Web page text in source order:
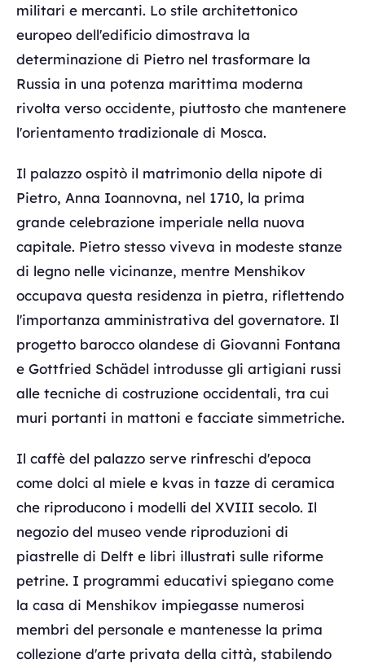
militari e mercanti. Lo stile architettonico
europeo dell'edificio dimostrava la
determinazione di Pietro nel trasformare la
Russia in una potenza marittima moderna
rivolta verso occidente, piuttosto che mantenere
l'orientamento tradizionale di Mosca.
Il palazzo ospitò il matrimonio della nipote di
Pietro, Anna Ioannovna, nel 1710, la prima
grande celebrazione imperiale nella nuova
capitale. Pietro stesso viveva in modeste stanze
di legno nelle vicinanze, mentre Menshikov
occupava questa residenza in pietra, riflettendo
l'importanza amministrativa del governatore. Il
progetto barocco olandese di Giovanni Fontana
e Gottfried Schädel introdusse gli artigiani russi
alle tecniche di costruzione occidentali, tra cui
muri portanti in mattoni e facciate simmetriche.
Il caffè del palazzo serve rinfreschi d'epoca
come dolci al miele e kvas in tazze di ceramica
che riproducono i modelli del XVIII secolo. Il
negozio del museo vende riproduzioni di
piastrelle di Delft e libri illustrati sulle riforme
petrine. I programmi educativi spiegano come
la casa di Menshikov impiegasse numerosi
membri del personale e mantenesse la prima
collezione d'arte privata della città, stabilendo